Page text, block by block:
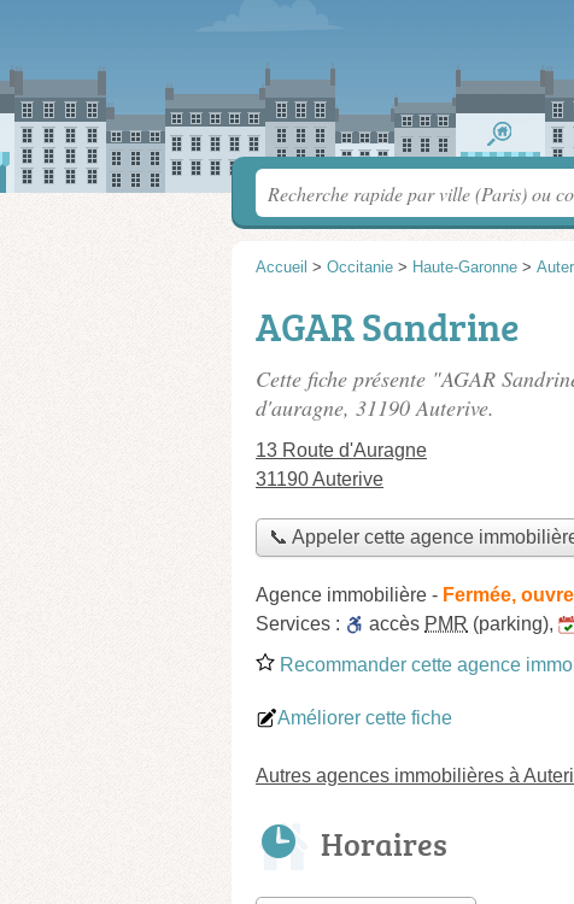
Accueil > Occitanie > Haute-Garonne >
AGAR Sandrine
Cette fiche présente "AGAR
d'auragne, 31190 Auterive.
13 Route d'Auragne
31190 Auterive
📞 Appeler cette agence
Agence immobilière - Fermée,
Services :
accès PMR (parking),
Recommander cette agence
Améliorer cette fiche
Autres agences immobilières à
Horaires